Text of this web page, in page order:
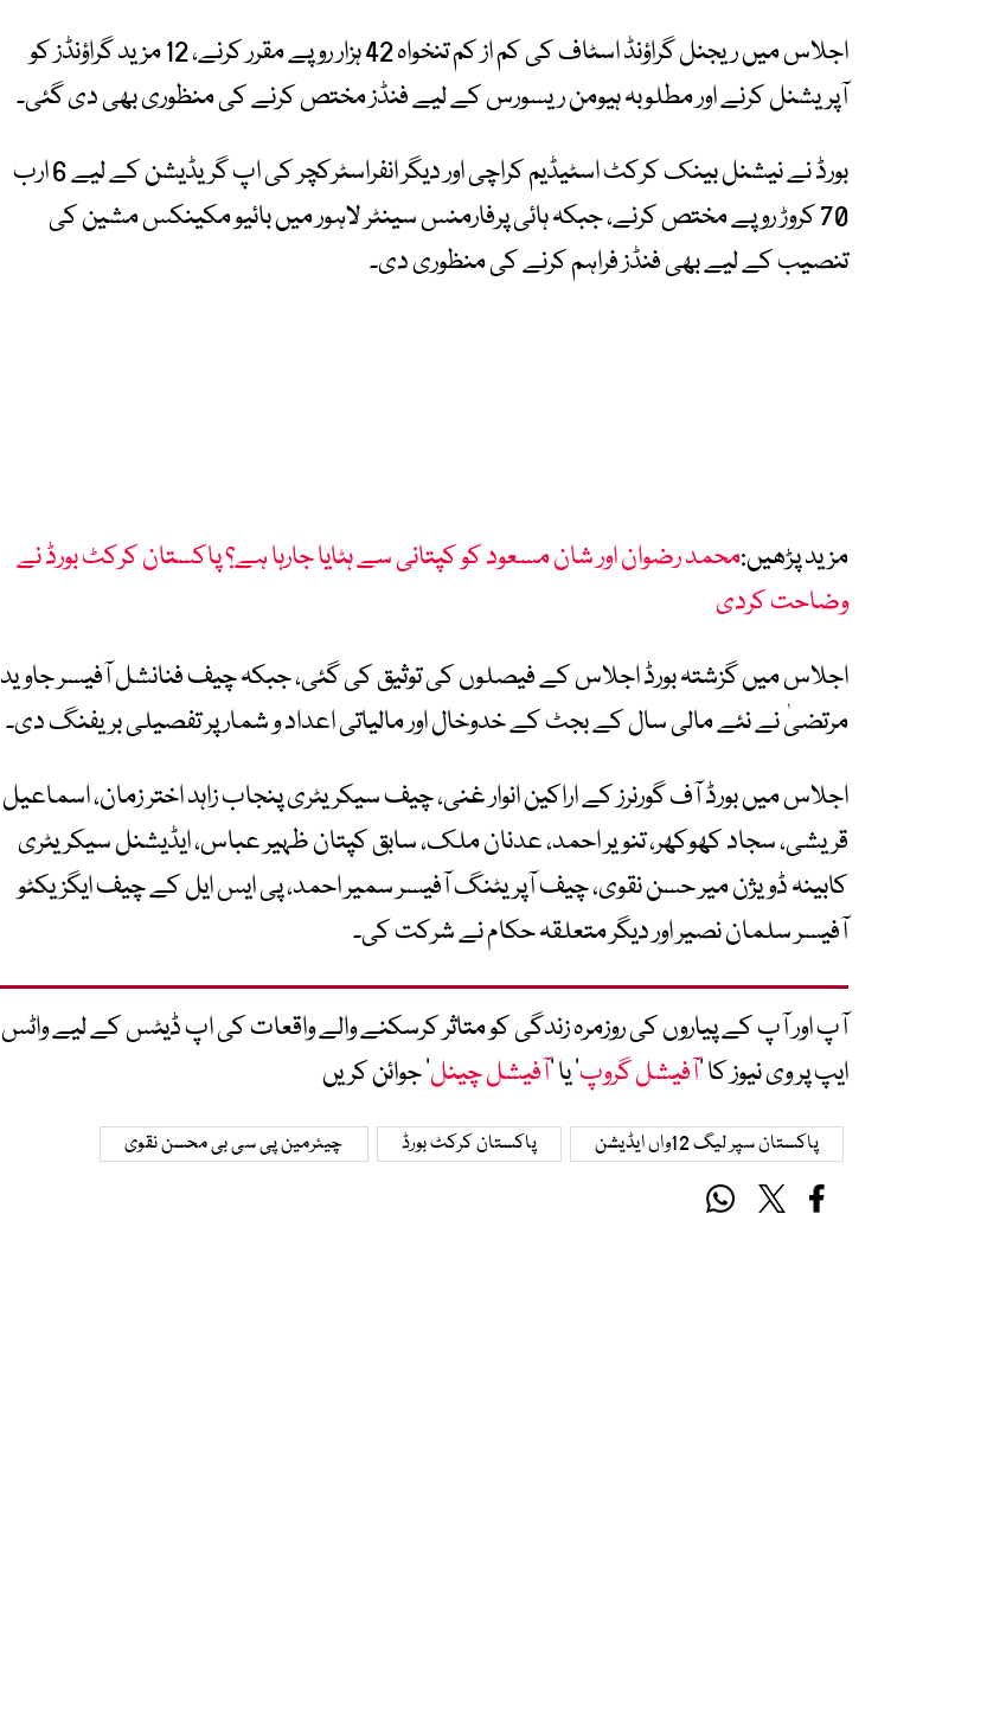
اجلاس میں ریجنل گراؤنڈ اسٹاف کی کم از کم تنخواہ 42 ہزار روپے مقرر کرنے، 12 مزید گراؤنڈز کو
آپریشنل کرنے اور مطلوبہ ہیومن ریسورس کے لیے فنڈز مختص کرنے کی منظوری بھی دی گئی۔
بورڈ نے نیشنل بینک کرکٹ اسٹیڈیم کراچی اور دیگر انفراسٹرکچر کی اپ گریڈیشن کے لیے 6 ارب
70 کروڑ روپے مختص کرنے، جبکہ ہائی پرفارمنس سینٹر لاہور میں بائیو مکینکس مشین کی
تنصیب کے لیے بھی فنڈز فراہم کرنے کی منظوری دی۔
مزید پڑھیں:محمد رضوان اور شان مسعود کو کپتانی سے ہٹایا جارہا ہے؟ پاکستان کرکٹ بورڈ نے
وضاحت کردی
اجلاس میں گزشتہ بورڈ اجلاس کے فیصلوں کی توثیق کی گئی، جبکہ چیف فنانشل آفیسر جاوید
مرتضیٰ نے نئے مالی سال کے بجٹ کے خدوخال اور مالیاتی اعداد و شمار پر تفصیلی بریفنگ دی۔
اجلاس میں بورڈ آف گورنرز کے اراکین انوار غنی، چیف سیکریٹری پنجاب زاہد اختر زمان، اسماعیل
قریشی، سجاد کھوکھر، تنویر احمد، عدنان ملک، سابق کپتان ظہیر عباس، ایڈیشنل سیکریٹری
کابینہ ڈویژن میر حسن نقوی، چیف آپریٹنگ آفیسر سمیر احمد، پی ایس ایل کے چیف ایگزیکٹو
آفیسر سلمان نصیر اور دیگر متعلقہ حکام نے شرکت کی۔
آپ اور آپ کے پیاروں کی روزمرہ زندگی کو متاثر کرسکنے والے واقعات کی اپ ڈیٹس کے لیے واٹس
ایپ پر وی نیوز کا ’آفیشل گروپ‘ یا ’آفیشل چینل‘ جوائن کریں
پاکستان سپر لیگ 12واں ایڈیشن پاکستان کرکٹ بورڈ چیئرمین پی سی بی محسن نقوی